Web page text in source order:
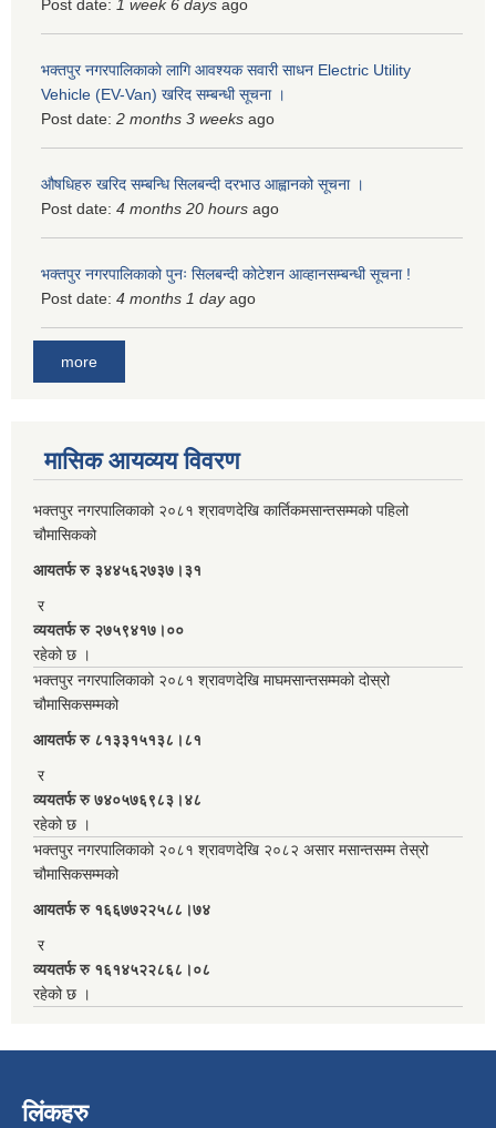
Post date: 1 week 6 days ago
भक्तपुर नगरपालिकाकाे लागि आवश्यक सवारी साधन Electric Utility
Vehicle (EV-Van) खरिद सम्बन्धी सूचना ।
Post date: 2 months 3 weeks ago
औषधिहरु खरिद सम्बन्धि सिलबन्दी दरभाउ आह्वानको सूचना ।
Post date: 4 months 20 hours ago
भक्तपुर नगरपालिकाको पुनः सिलबन्दी कोटेशन आव्हानसम्बन्धी सूचना !
Post date: 4 months 1 dayago
more
मासिक आयव्यय विवरण
भक्तपुर नगरपालिकाको २०८१ श्रावणदेखि कार्तिकमसान्तसम्मको पहिलो
चौमासिकको
आयतर्फ रु‌ ३४४५६२७३७।३१
र
व्ययतर्फ रु २७५९४१७।००
रहेको छ ।
भक्तपुर नगरपालिकाको २०८१ श्रावणदेखि माघमसान्तसम्मको दोस्रो
चौमासिकसम्मको
आयतर्फ रु‌ ८१३३१५१३८।८१
र
व्ययतर्फ रु ७४०५७६९८३।४८
रहेको छ ।
भक्तपुर नगरपालिकाको २०८१ श्रावणदेखि २०८२ असार मसान्तसम्म तेस्रो
चौमासिकसम्मको
आयतर्फ रु‌ १६६७७२२५८८।७४
र
व्ययतर्फ रु १६१४५२२८६८।०८
रहेको छ ।
लिंकहरु